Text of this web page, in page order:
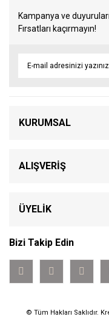
Kampanya ve
Fırsatları kaçırmayın!
KURUMSAL
ALIŞVERİŞ
ÜYELİK
Bizi Takip Edin
© Tüm Hakları Saklıdır.